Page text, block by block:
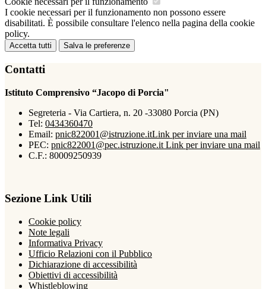
I cookie necessari per il funzionamento non possono essere
disabilitati. È possibile consultare l'elenco nella pagina della cookie
policy.
Accetta tutti Salva le preferenze
Contatti
Istituto Comprensivo “Jacopo di Porcia"
Segreteria - Via Cartiera, n. 20 -33080 Porcia (PN)
Tel: 0434360470
Email: pnic822001@istruzione.itLink per inviare una mail
PEC: pnic822001@pec.istruzione.it Link per inviare una mail
C.F.: 80009250939
Sezione Link Utili
Cookie policy
Note legali
Informativa Privacy
Ufficio Relazioni con il Pubblico
Dichiarazione di accessibilità
Obiettivi di accessibilità
Whistleblowing